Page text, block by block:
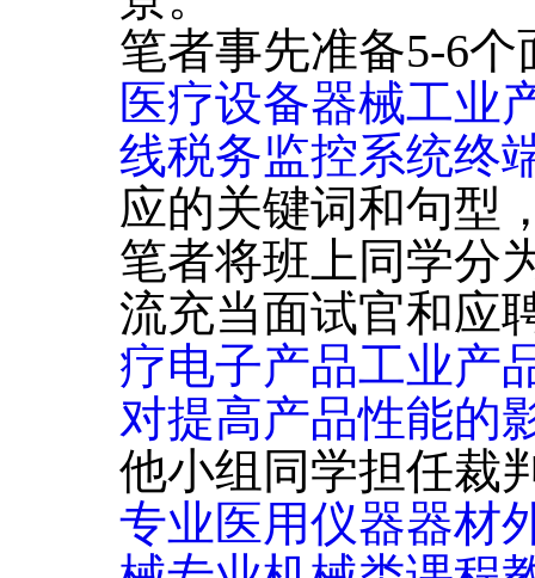
笔者事先准备5-6
医疗设备器械工业
线税务监控系统终
应的关键词和句型
笔者将班上同学分
流充当面试官和应
疗电子产品工业产
对提高产品性能的
他小组同学担任裁
专业医用仪器器材